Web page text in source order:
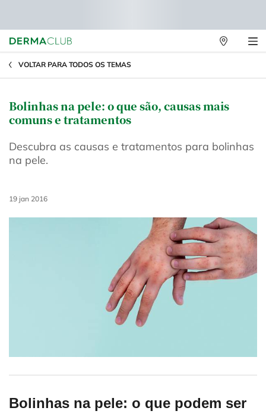
Lojas
VOLTAR PARA TODOS OS TEMAS
Bolinhas na pele: o que são, causas mais
comuns e tratamentos
Descubra as causas e tratamentos para bolinhas
na pele.
Creation Date:
19 jan 2016
Update Date:
Bolinhas na pele: o que podem ser